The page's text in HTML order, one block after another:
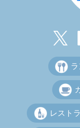
レスト